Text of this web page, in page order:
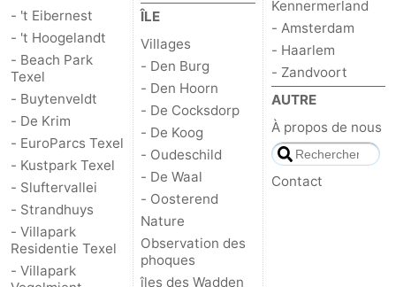
- 't Eibernest
- 't Hoogelandt
- Beach Park
Texel
- Buytenveldt
- De Krim
- EuroParcs Texel
- Kustpark Texel
- Sluftervallei
- Strandhuys
- Villapark
Residentie Texel
- Villapark
ÎLE
Villages
- Den Burg
- Den Hoorn
- De Cocksdorp
- De Koog
- Oudeschild
- De Waal
- Oosterend
Nature
Observation des
phoques
îles des Wadden
Kennermerland
- Amsterdam
- Haarlem
- Zandvoort
AUTRE
À propos de nous
Contact